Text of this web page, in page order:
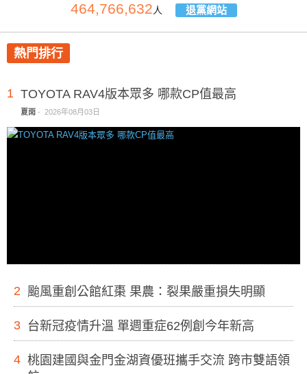
464,766,632人 退黨網站
熱門排行
1 TOYOTA RAV4版本眾多 哪款CP值最高
夏雨 - 2026年08月03日
2 颱風重創公館紅棗 果農：裂果嚴重損失明顯
3 台新冠疫情升溫 單週重症62例創今年新高
4 桃園建國與金門金湖資優班攜手交流 跨市雙語領